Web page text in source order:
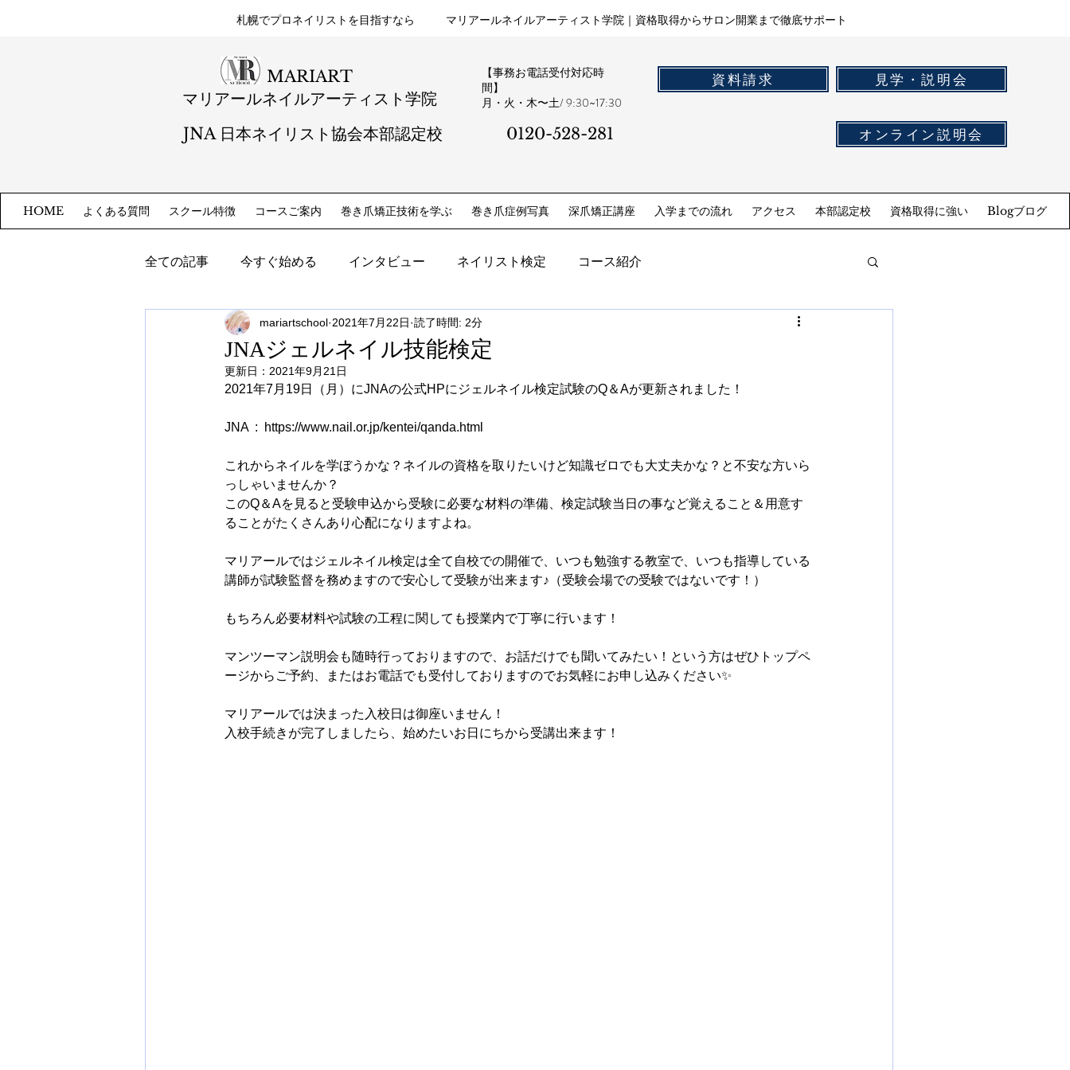
札幌​でプロネイリストを目指すなら マリアールネイルアーティスト学院｜資格取得からサロン開業まで徹底サポート
MARIART
マリアールネイルアーティスト学院
JNA 日本ネイリスト協会本部認定校
【事務お電話受付対応時
間】
​月・火・木〜土/ 9:30~17:30
0120-528-281​
資料請求 見学・説明会
オンライン説明会
HOME よくある質問 スクール特徴 コースご案内 巻き爪矯正技術を学ぶ 巻き爪症例写真 深爪矯正講座 入学までの流れ アクセス 本部認定校 資格取得に強い Blogブログ
全ての記事 今すぐ始める インタビュー ネイリスト検定 コース紹介
JNAジェルネイル技能検定
mariartschool 2021年7月22日 読了時間: 2分
更新日： 2021年9月21日
2021年7月19日（月）にJNAの公式HPにジェルネイル検定試験のQ＆Aが更新されました！
JNA  :  https://www.nail.or.jp/kentei/qanda.html
これからネイルを学ぼうかな？ネイルの資格を取りたいけど知識ゼロでも大丈夫かな？と不安な方いら
っしゃいませんか？
このQ＆Aを見ると受験申込から受験に必要な材料の準備、検定試験当日の事など覚えること＆用意す
ることがたくさんあり心配になりますよね。
マリアールではジェルネイル検定は全て自校での開催で、いつも勉強する教室で、いつも指導している
講師が試験監督を務めますので安心して受験が出来ます♪（受験会場での受験ではないです！）
もちろん必要材料や試験の工程に関しても授業内で丁寧に行います！
マンツーマン説明会も随時行っておりますので、お話だけでも聞いてみたい！という方はぜひトップペ
ージからご予約、またはお電話でも受付しておりますのでお気軽にお申し込みください✨
マリアールでは決まった入校日は御座いません！
入校手続きが完了しましたら、始めたいお日にちから受講出来ます！